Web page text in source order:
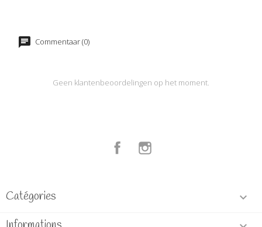
Commentaar (0)
Geen klantenbeoordelingen op het moment.
Facebook
Catégories 